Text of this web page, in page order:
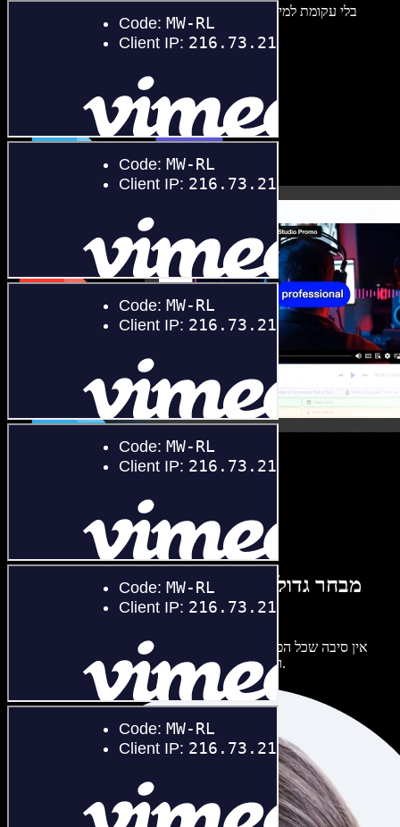
בלי עקומת למידה – הכול זמין בדפדפן. יוצרי תוכן כבר לא מוגבלים,
ויכולים להחיות כל רעיון.
מבחר גדול של קולות נשים וגברים במגוון
מבטאים
אין סיבה שכל הפרויקטים יישמעו אותו דבר. בחרו מתוך מאות קולות
ומבטאים של בינה מלאכותית והתאימו אותם אליכם.